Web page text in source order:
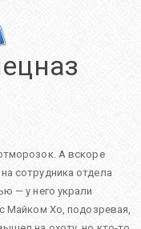
А вскоре
сотрудника отдела
— у него украли
Майком Хо, подозревая,